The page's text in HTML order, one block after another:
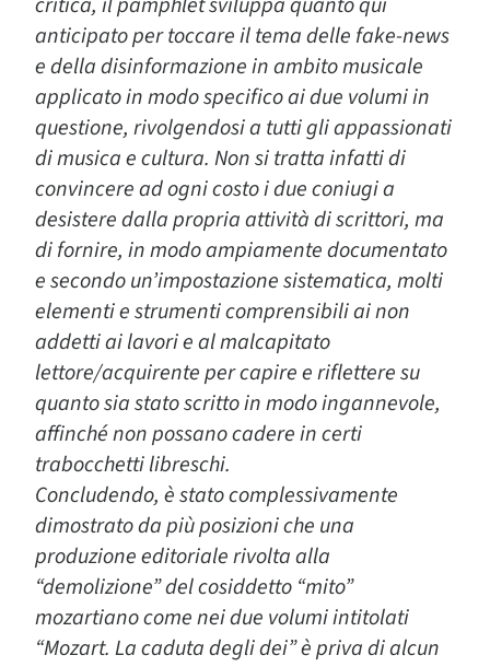
anticipato per toccare il tema delle fake-news
e della disinformazione in ambito musicale
applicato in modo specifico ai due volumi in
questione, rivolgendosi a tutti gli appassionati
di musica e cultura. Non si tratta infatti di
convincere ad ogni costo i due coniugi a
desistere dalla propria attività di scrittori, ma
di fornire, in modo ampiamente documentato
e secondo un’impostazione sistematica, molti
elementi e strumenti comprensibili ai non
addetti ai lavori e al malcapitato
lettore/acquirente per capire e riflettere su
quanto sia stato scritto in modo ingannevole,
affinché non possano cadere in certi
trabocchetti libreschi.
Concludendo, è stato complessivamente
dimostrato da più posizioni che una
produzione editoriale rivolta alla
“demolizione” del cosiddetto “mito”
mozartiano come nei due volumi intitolati
“Mozart. La caduta degli dei” è priva di alcun